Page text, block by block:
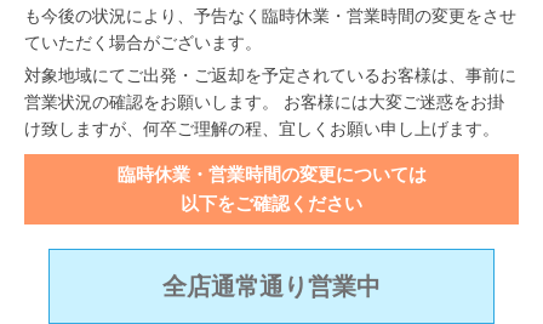
も今後の状況により、予告なく臨時休業・営業時間の変更をさせ
ていただく場合がございます。
対象地域にてご出発・ご返却を予定されているお客様は、事前に
営業状況の確認をお願いします。 お客様には大変ご迷惑をお掛
け致しますが、何卒ご理解の程、宜しくお願い申し上げます。
臨時休業・営業時間の変更については
以下をご確認ください
全店通常通り営業中